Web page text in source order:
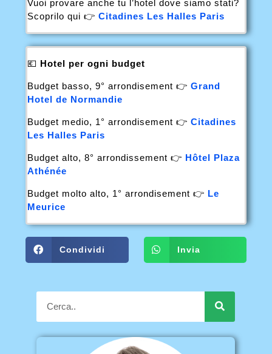
Vuoi provare anche tu l’hotel dove siamo stati?
Scoprilo qui 👉Citadines Les Halles Paris
💶 Hotel per ogni budget
Budget basso, 9° arrondisement 👉Grand
Hotel de Normandie
Budget medio, 1° arrondisement 👉Citadines
Les Halles Paris
Budget alto, 8° arrondissement 👉 Hôtel Plaza
Athénée
Budget molto alto, 1° arrondisement 👉 Le
Meurice
Condividi Invia